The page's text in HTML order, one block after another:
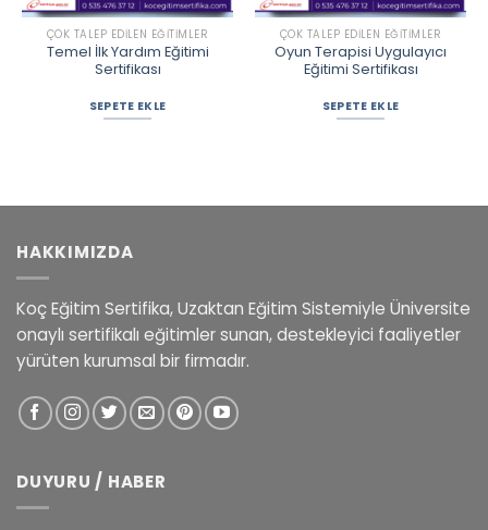
ÇOK TALEP EDILEN EĞITIMLER
Temel İlk Yardım Eğitimi
Sertifikası
SEPETE EKLE
ÇOK TALEP EDILEN EĞITIMLER
Oyun Terapisi Uygulayıcı
Eğitimi Sertifikası
SEPETE EKLE
HAKKIMIZDA
Koç Eğitim Sertifika, Uzaktan Eğitim Sistemiyle Üniversite
onaylı sertifikalı eğitimler sunan, destekleyici faaliyetler
yürüten kurumsal bir firmadır.
DUYURU / HABER